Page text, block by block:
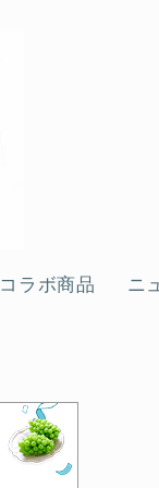
コラボ商品 ニ